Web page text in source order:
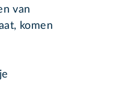
van
komen